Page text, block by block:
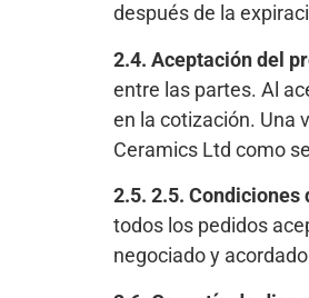
después de la
2.4. Aceptación del
entre las partes. Al
en la cotización. Una
Ceramics Ltd como
2.5. 2.5. Condiciones
todos los pedidos
negociado y